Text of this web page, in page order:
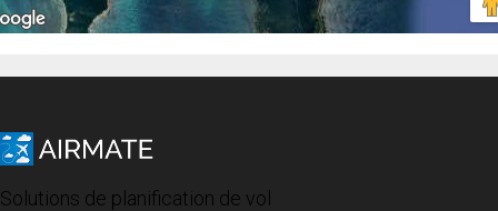
Solutions de planification de vol